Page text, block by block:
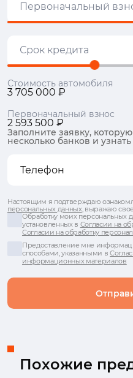
Первоначальный
Срок кредита
Стоимость автомобиля
3 705 000 ₽
Первоначальный взнос
2 593 500 ₽
Заполните заявку,
несколько банков и
Настоящим я подтверждаю
персональных данных, выражаю
Обработку моих персональных
установленных в Согласии на
Согласии на обработку
Предоставление мне
способами, указанными в
информационных материалов
Похожие